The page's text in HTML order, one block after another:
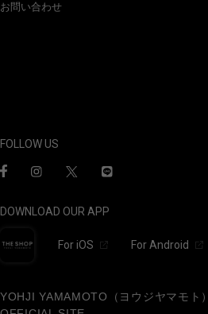
お問い合わせ
FOLLOW US
DOWNLOAD OUR APP
For iOS For Android
YOHJI YAMAMOTO（ヨウジヤマモト）